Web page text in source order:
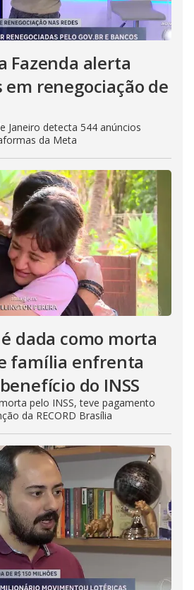
Fazenda alerta
em renegociação de
Janeiro detecta 544 anúncios
da Meta
dada como morta
família enfrenta
do INSS
pelo INSS, teve pagamento
da RECORD Brasília